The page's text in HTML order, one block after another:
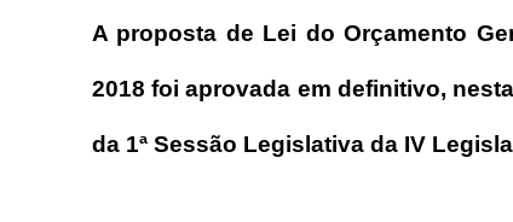
A proposta de Lei do Orçamento
2018 foi aprovada em definitivo,
da 1ª Sessão Legislativa da IV